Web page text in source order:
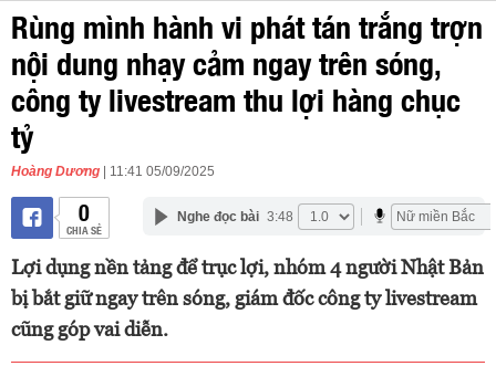
Rùng mình hành vi phát tán trắng trợn
nội dung nhạy cảm ngay trên sóng,
công ty livestream thu lợi hàng chục
tỷ
Hoàng Dương | 11:41 05/09/2025
0
CHIA SẺ
Nghe đọc bài 3:48
Lợi dụng nền tảng để trục lợi, nhóm 4 người Nhật Bản
bị bắt giữ ngay trên sóng, giám đốc công ty livestream
cũng góp vai diễn.